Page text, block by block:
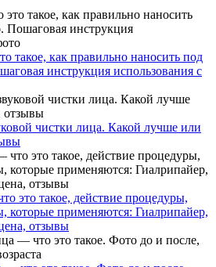
такое, как правильно наносить под
инструкция использования с
чистки лица. Какой лучше или
это такое, действие процедуры,
которые применяются: Гиалрипайер,
отзывы